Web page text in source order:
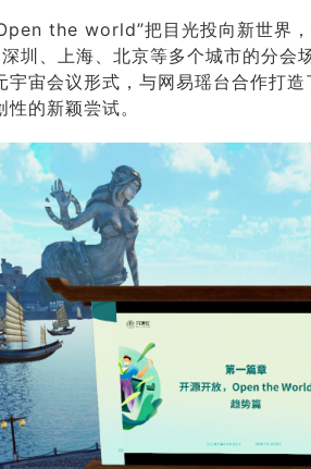
the world”把目光投向新世界，
圳、上海、北京等多个城市的分
宇宙会议形式，与网易瑶台合作打
的新颖尝试。